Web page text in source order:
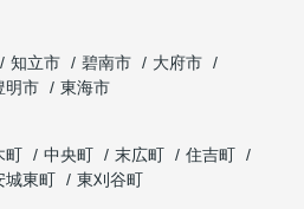
知立市 碧南市
大府市
明市
東海市
町 中央町 末広町
住吉町
城東町
東刈谷町